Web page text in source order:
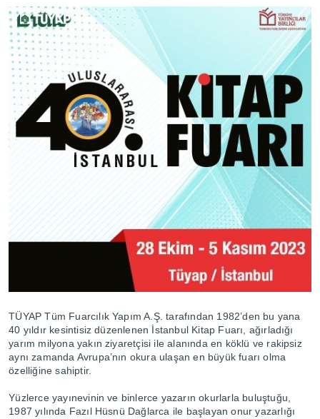
TÜYAP Tüm Fuarcılık Yapım A.Ş. tarafından 1982’den bu yana
40 yıldır kesintisiz düzenlenen İstanbul Kitap Fuarı, ağırladığı
yarım milyona yakın ziyaretçisi ile alanında en köklü ve rakipsiz
aynı zamanda Avrupa’nın okura ulaşan en büyük fuarı olma
özelliğine sahiptir.
Yüzlerce yayınevinin ve binlerce yazarın okurlarla buluştuğu,
1987 yılında Fazıl Hüsnü Dağlarca ile başlayan onur yazarlığı